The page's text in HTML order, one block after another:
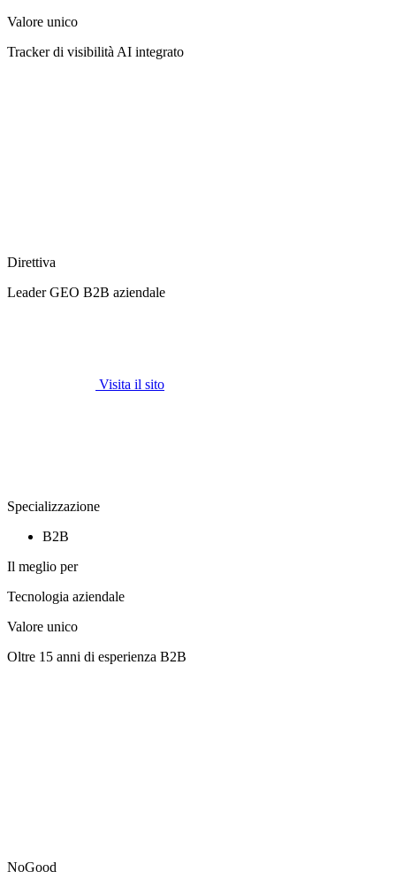
Valore unico
Tracker di visibilità AI integrato
Direttiva
Leader GEO B2B aziendale
Visita il sito
Specializzazione
B2B
Il meglio per
Tecnologia aziendale
Valore unico
Oltre 15 anni di esperienza B2B
NoGood